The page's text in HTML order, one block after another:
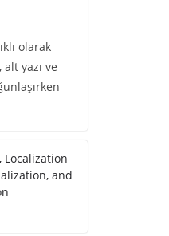
olarak
yazı ve
Localization
and